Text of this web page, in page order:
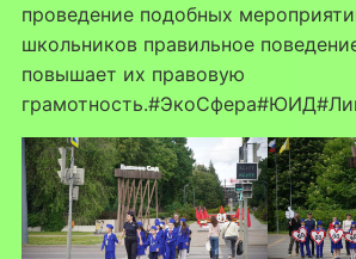
проведение подобных
школьников правильное
повышает их правовую